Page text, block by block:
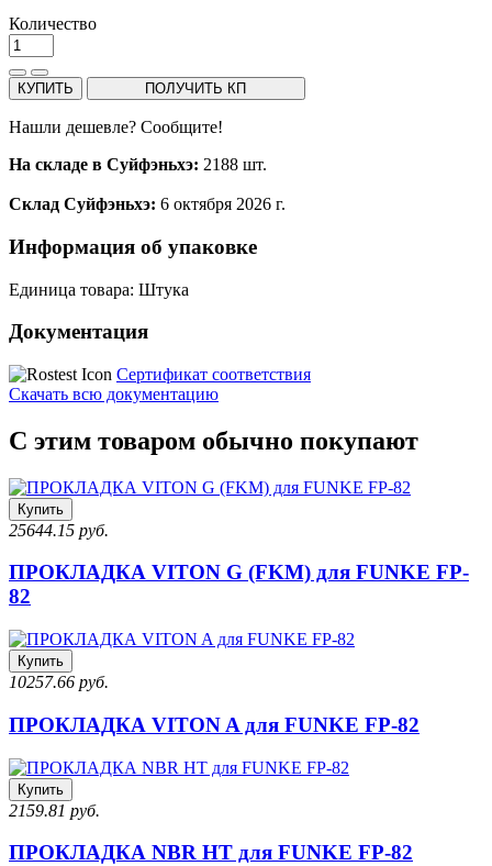
Количество
КУПИТЬ ПОЛУЧИТЬ КП
Нашли дешевле? Сообщите!
На складе в Суйфэньхэ: 2188 шт.
Склад Суйфэньхэ: 6 октября 2026 г.
Информация об упаковке
Единица товара: Штука
Документация
Сертификат соответствия
Скачать всю документацию
С этим товаром обычно покупают
Купить
25644.15 руб.
ПРОКЛАДКА VITON G (FKM) для FUNKE FP-
82
Купить
10257.66 руб.
ПРОКЛАДКА VITON A для FUNKE FP-82
Купить
2159.81 руб.
ПРОКЛАДКА NBR HT для FUNKE FP-82